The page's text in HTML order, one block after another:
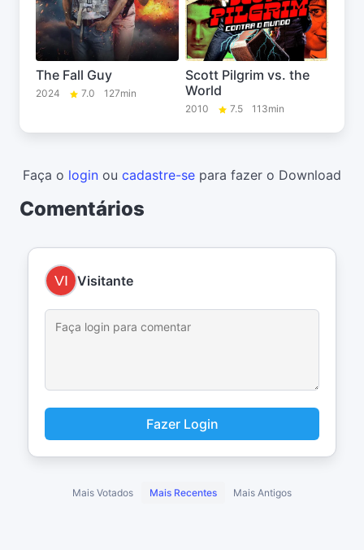
The Fall Guy
2024 7.0 127min
Scott Pilgrim vs. the
World
2010 7.5 113min
Faça o login ou cadastre-se para fazer o Download
Comentários
Visitante
Fazer Login
Mais Votados Mais Recentes Mais Antigos